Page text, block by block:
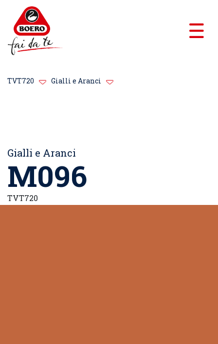
TVT720 Gialli e Aranci
Gialli e Aranci
M096
TVT720